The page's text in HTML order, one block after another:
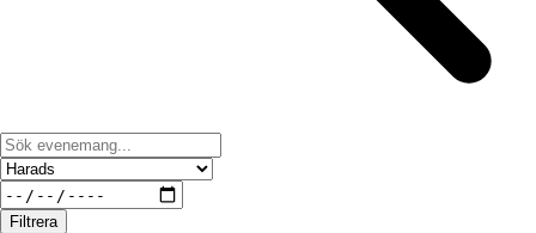
Filtrera